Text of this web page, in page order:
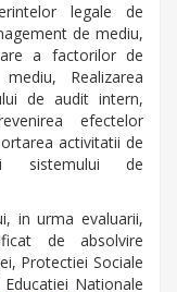
legale de
de mediu,
a factorilor de
Realizarea
de audit intern,
efectelor
activitatii de
sistemului de
in urma evaluarii,
de absolvire
Protectiei Sociale
Nationale